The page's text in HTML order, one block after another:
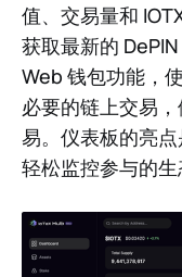
值、交易量和
获取最新的
Web 钱包功能，
必要的链上交易
易。仪表板的亮
轻松监控参与的生